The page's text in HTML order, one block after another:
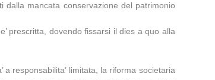
dalla mancata conservazione del patrimonio
prescritta, dovendo fissarsi il dies a quo alla
responsabilita’ limitata, la riforma societaria